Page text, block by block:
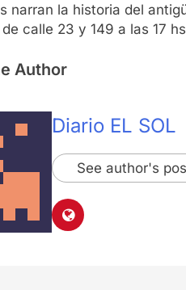
narran la historia del
calle 23 y 149 a las 17
Author
Diario EL SOL
See author's